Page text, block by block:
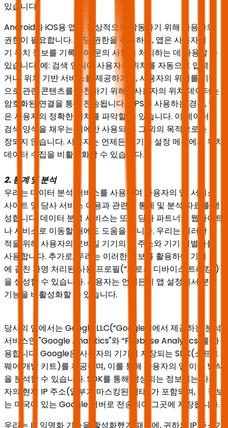
있습니다.
Android와 iOS용 앱은 정상적으로 작동하기 위해 사용자의
권한이 필요합니다. 해당 권한을 허용하면, 앱은 사용자의 기
기 위치 정보를 기록하여 문의 사항을 처리하는 데 사용할 수
있습니다(예: 검색 양식에 사용자의 위치를 자동으로 입력하
거나, 위치 기반 서비스를 제공하거나, 사용자의 위치를 기반
으로 관련 콘텐츠를 추천하기 위해). 사용자의 위치 데이터는
암호화된 연결을 통해 전송됩니다. GPS를 사용하는 경우, 앱
은 사용자의 정확한 위치를 파악할 수 있습니다. 이 데이터는
검색 양식을 채우는 데에만 사용되며, 그 외의 목적으로는 저
장되지 않습니다. 사용자는 언제든지 기기 설정 메뉴에서 위치
데이터 수집을 비활성화할 수 있습니다.
2. 통계 및 분석
우리는 데이터 분석 서비스를 사용하여 사용자의 앱, 서비스
사이트 및 당사 서비스 이용과 관련된 통계 및 분석 자료를 생
성합니다. 데이터 분석 서비스는 또한 당사 파트너의 웹사이트
나 서비스로 이동할 때에도 도움을 줍니다. 우리는 이러한 목
적을 위해 사용자의 모바일 기기의 IP 주소와 기기 식별자를
사용합니다. 추가로, 우리는 이러한 정보를 활용하여 기기 간
에 걸친 가명 처리된 사용 프로필(“크로스 디바이스 트래킹”)
을 생성할 수 있습니다. 사용자는 언제든지 앱 설정에서 분석
기능을 비활성화할 수 있습니다.
당사의 앱에서는 Google LLC(“Google”)에서 제공하는 분석
서비스인 "Google Analytics"와 “Firebase Analytics”를 사
용합니다. Google은 사용자의 기기에 저장되는 SDK(소프트
웨어 개발 키트)를 제공하며, 이를 통해 사용자의 앱 이용 방식
을 분석할 수 있습니다. SDK를 통해 생성되는 정보에는 사용
자의 현재 IP 주소(일부가 마스킹된 형태)가 포함되며, 이 정보
는 미국에 있는 Google 서버로 전송되어 그곳에 저장됩니다.
우리는 IP 익명화 기능을 활성화했기 때문에, 귀하의 IP 주소가